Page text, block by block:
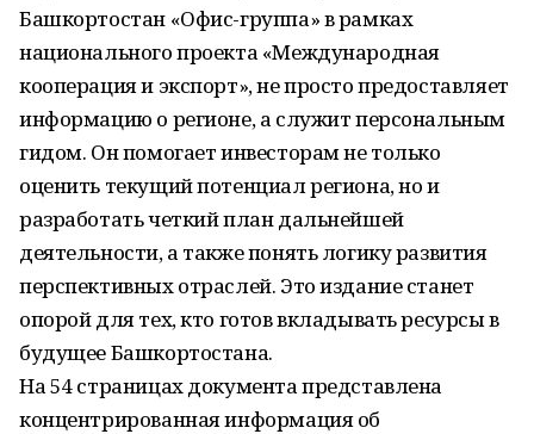
Башкортостан «Офис-группа» в рамках
национального проекта «Международная
кооперация и экспорт», не просто предоставляет
информацию о регионе, а служит персональным
гидом. Он помогает инвесторам не только
оценить текущий потенциал региона, но и
разработать четкий план дальнейшей
деятельности, а также понять логику развития
перспективных отраслей. Это издание станет
опорой для тех, кто готов вкладывать ресурсы в
будущее Башкортостана.
На 54 страницах документа представлена
концентрированная информация об